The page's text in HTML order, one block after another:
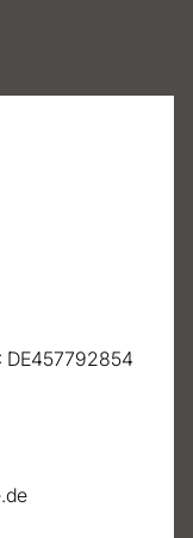
DE457792854